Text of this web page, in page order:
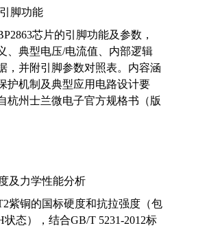
脚功能
芯片的引脚功能及参数，
、典型电压/电流值、内部逻辑
，并附引脚参数对照表。内容涵
护机制及典型应用电路设计要
杭州士兰微电子官方规格书（版
及力学性能分析
紫铜的国标硬度和抗拉强度（包
状态），结合GB/T 5231-2012标